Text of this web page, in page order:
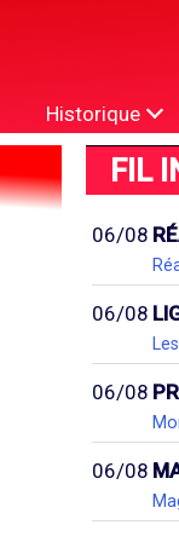
Historique
FIL
06/08
06/08
06/08
06/08